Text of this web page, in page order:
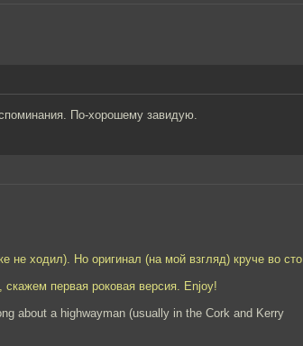
По-хорошему завидую.
не ходил). Но оригинал (на мой взгляд) круче во сто
первая роковая версия. Enjoy!
about a highwayman (usually in the Cork and Kerry